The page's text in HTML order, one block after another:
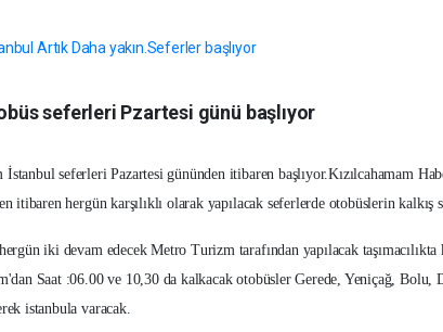
seferleri Pzartesi günü başlıyor
seferleri Pazartesi gününden itibaren başlıyor.Kızılcahamam
itibaren hergün karşılıklı olarak yapılacak seferlerde otobüslerin kalkış
iki devam edecek Metro Turizm tarafından yapılacak taşımacılıkta
Saat :06.00 ve 10,30 da kalkacak otobüsler Gerede, Yeniçağ, Bolu,
istanbula varacak.